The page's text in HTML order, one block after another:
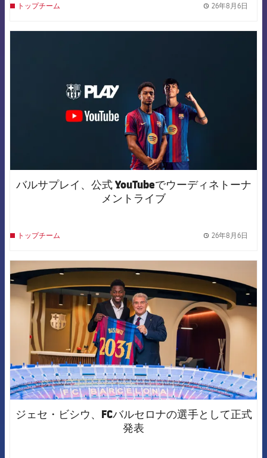
トップチーム 26年8月6日
バルサプレイ、公式 YouTubeでウーディネトーナ
メントライブ
トップチーム 26年8月6日
ジェセ・ビシウ、FCバルセロナの選手として正式
発表